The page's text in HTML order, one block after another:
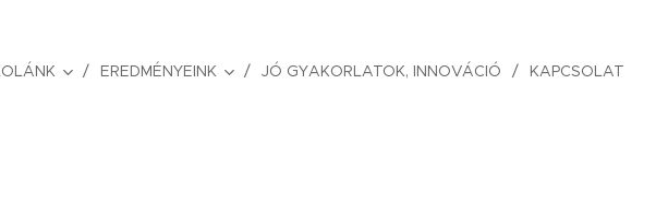
EREDMÉNYEINK JÓ GYAKORLATOK, INNOVÁCIÓ KAPCSOLAT